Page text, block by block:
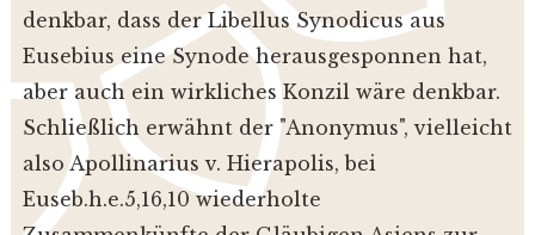
denkbar, dass der Libellus Synodicus aus
Eusebius eine Synode herausgesponnen hat,
aber auch ein wirkliches Konzil wäre denkbar.
Schließlich erwähnt der "Anonymus", vielleicht
also Apollinarius v. Hierapolis, bei
Euseb.h.e.5,16,10 wiederholte